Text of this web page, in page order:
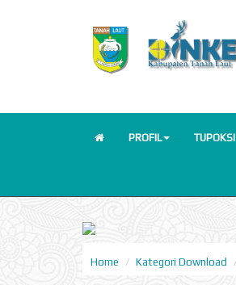
PROFIL TUPOKSI
Home Kategori Download